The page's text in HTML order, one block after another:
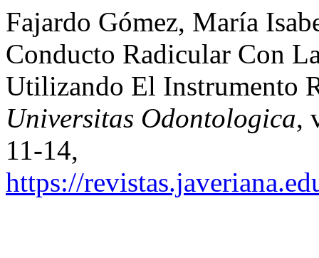
Fajardo Gómez, María
Conducto Radicular Con
Utilizando El Instrumento
Universitas Odontologica,
11-14,
https://